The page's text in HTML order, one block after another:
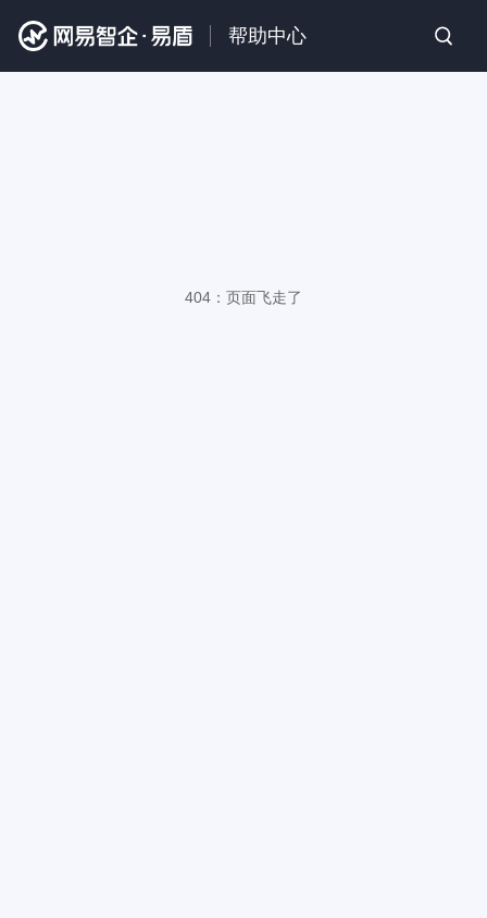
帮助中心
404：页面飞走了